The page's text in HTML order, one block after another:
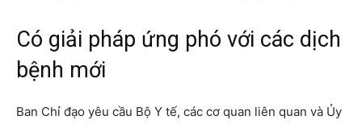
Có giải pháp ứng phó với các dịch
bệnh mới
Ban Chỉ đạo yêu cầu Bộ Y tế, các cơ quan liên quan và Ủy